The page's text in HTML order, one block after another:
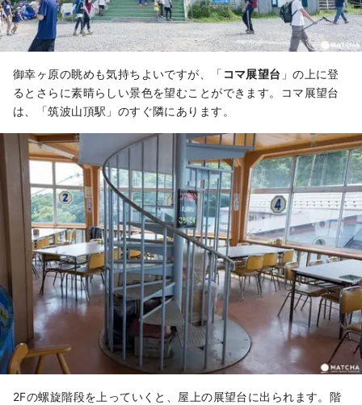
御幸ヶ原の眺めも気持ちよいですが、「 コマ展望台 」の上に登
るとさらに素晴らしい景色を望むことができます。コマ展望台
は、「筑波山頂駅」のすぐ隣にあります。
2Fの螺旋階段を上っていくと、屋上の展望台に出られます。階